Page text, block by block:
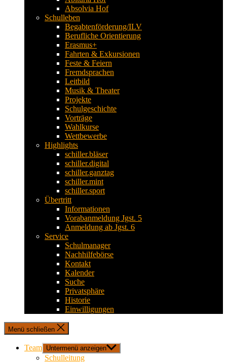
Absolvia Hof
Schulleben
Begabtenförderung/ILV
Berufliche Orientierung
Erasmus+
Fahrten & Exkursionen
Feste & Feiern
Fremdsprachen
Leitbild
Musik & Theater
Projekte
Schulgeschichte
Vorträge
Wahlkurse
Wettbewerbe
Highlights
schiller.bläser
schiller.digital
schiller.ganztag
schiller.mint
schiller.sport
Übertritt
Informationen
Vorabanmeldung Jgst. 5
Anmeldung ab Jgst. 6
Service
Schulmanager
Nachhilfebörse
Kontakt
Kalender
Suche
Privatsphäre
Historie
Einwilligungen
Menü schließen
Team Untermenü anzeigen
Schulleitung